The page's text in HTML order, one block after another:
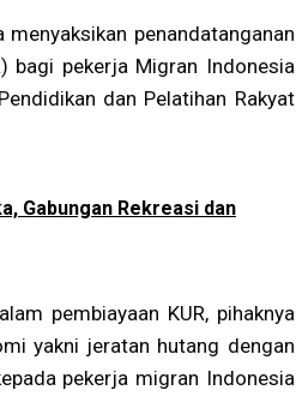
penandatanganan
bagi pekerja Migran Indonesia
dan Pelatihan Rakyat
Gabungan Rekreasi dan
pembiayaan KUR, pihaknya
yakni jeratan hutang dengan
pekerja migran Indonesia